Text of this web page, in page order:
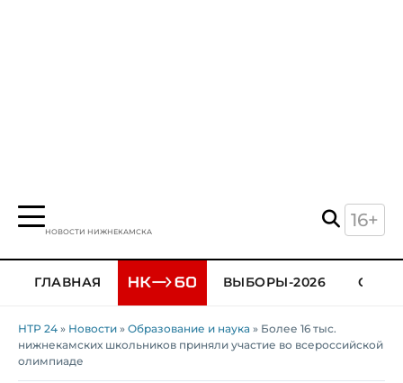
НОВОСТИ НИЖНЕКАМСКА
16+
ГЛАВНАЯ ВЫБОРЫ-2026
НТР 24 » Новости » Образование и наука » Более 16 тыс.
нижнекамских школьников приняли участие во всероссийской
олимпиаде